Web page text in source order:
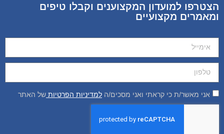
הצטרפו למועדון המקצוענים וקבלו טיפים
ומאמרים מקצועיים
אני מאשר/ת כי קראתי ואני מסכים/ה למדיניות הפרטיות של האתר